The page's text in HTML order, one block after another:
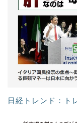
日経トレンド：ト